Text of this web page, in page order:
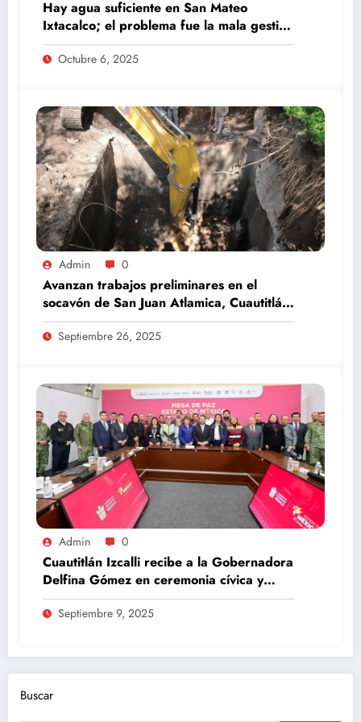
Hay agua suficiente en San Mateo
Ixtacalco; el problema fue la mala gestión
del comité anterior: Daniel Serrano
Octubre 6, 2025
Admin 0
Avanzan trabajos preliminares en el
socavón de San Juan Atlamica, Cuautitlán
Izcalli
Septiembre 26, 2025
Admin 0
Cuautitlán Izcalli recibe a la Gobernadora
Delfina Gómez en ceremonia cívica y
Mesa de Paz
Septiembre 9, 2025
Buscar